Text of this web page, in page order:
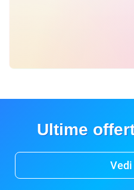
Ultime